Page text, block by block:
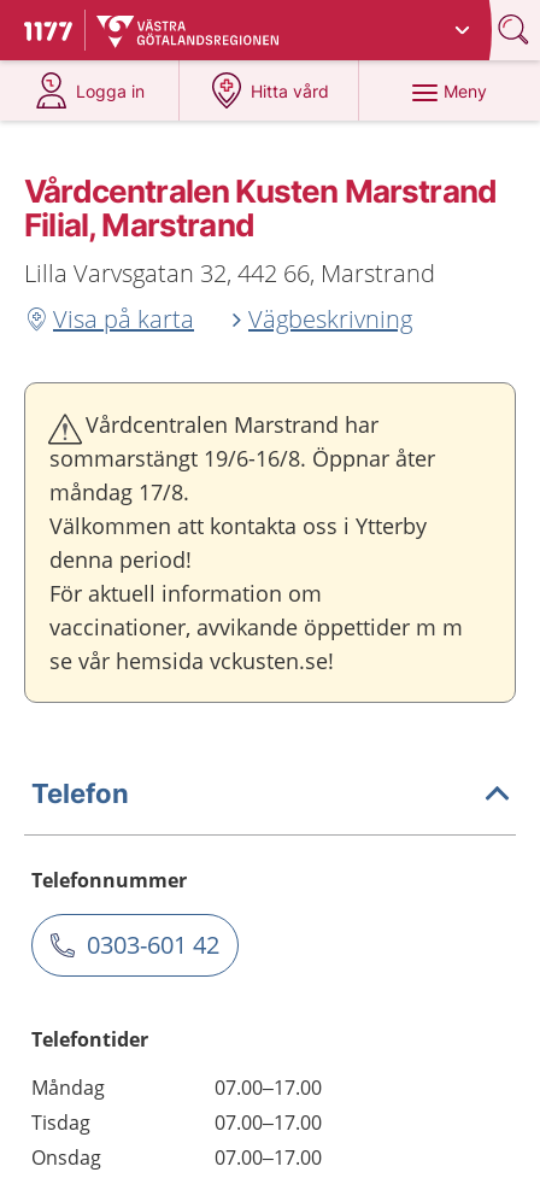
Till startsidan för 1177
Du har valt region
Logga in
på 1177.se
Hitta vård
på 1177.se
Meny
Vårdcentralen Kusten Marstrand
Filial, Marstrand
Lilla Varvsgatan 32, 442 66, Marstrand
Visa på karta
Vägbeskrivning
Vårdcentralen Marstrand har
sommarstängt 19/6-16/8. Öppnar åter
måndag 17/8.
Välkommen att kontakta oss i Ytterby
denna period!
För aktuell information om
vaccinationer, avvikande öppettider m m
se vår hemsida vckusten.se!
Telefon
Telefonnummer
0303-601 42
Telefontider
Måndag
07.00–17.00
Tisdag
07.00–17.00
Onsdag
07.00–17.00